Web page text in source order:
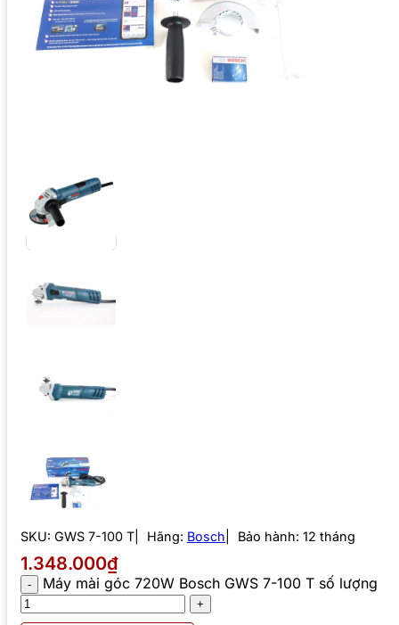
SKU: GWS 7-100 T Hãng: Bosch Bảo hành: 12 tháng
1.348.000₫
Máy mài góc 720W Bosch GWS 7-100 T số lượng